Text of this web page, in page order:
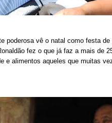
poderosa vê o natal como festa
fez o que já faz a mais de
e alimentos aqueles que muitas